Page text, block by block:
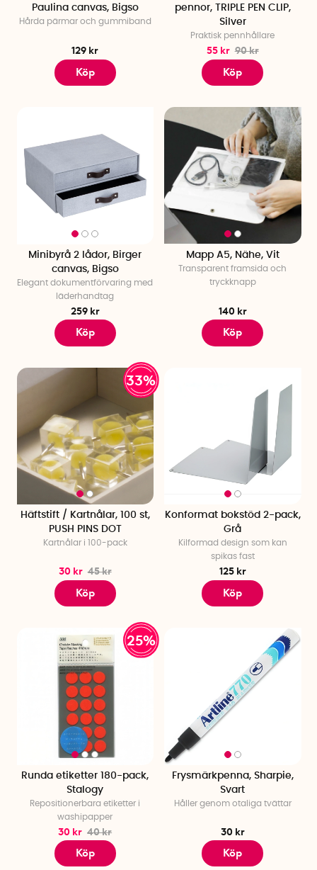
Paulina canvas, Bigso
Hårda pärmar och gummiband
129 kr
Köp
pennor, TRIPLE PEN CLIP,
Silver
Praktisk pennhållare
55 kr 90 kr
Köp
Minibyrå 2 lådor, Birger
canvas, Bigso
Elegant dokumentförvaring med
läderhandtag
259 kr
Köp
Mapp A5, Nähe, Vit
Transparent framsida och
tryckknapp
140 kr
Köp
33%
Häftstift / Kartnålar, 100 st,
PUSH PINS DOT
Kartnålar i 100-pack
30 kr 45 kr
Köp
Konformat bokstöd 2-pack,
Grå
Kilformad design som kan
spikas fast
125 kr
Köp
25%
Runda etiketter 180-pack,
Stalogy
Repositionerbara etiketter i
washipapper
30 kr 40 kr
Köp
Frysmärkpenna, Sharpie,
Svart
Håller genom otaliga tvättar
30 kr
Köp